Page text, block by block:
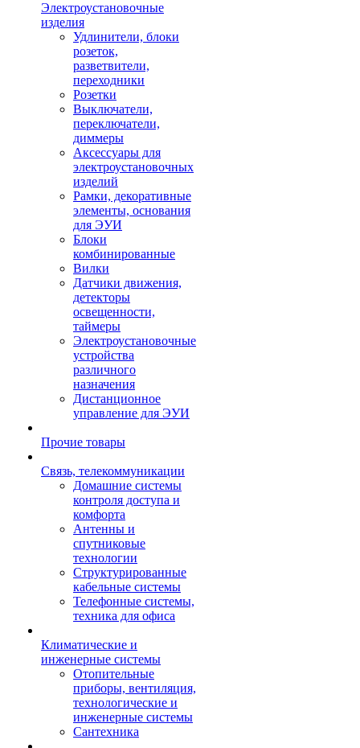
Электроустановочные
изделия
Удлинители, блоки
розеток,
разветвители,
переходники
Розетки
Выключатели,
переключатели,
диммеры
Аксессуары для
электроустановочных
изделий
Рамки, декоративные
элементы, основания
для ЭУИ
Блоки
комбинированные
Вилки
Датчики движения,
детекторы
освещенности,
таймеры
Электроустановочные
устройства
различного
назначения
Дистанционное
управление для ЭУИ
Прочие товары
Связь, телекоммуникации
Домашние системы
контроля доступа и
комфорта
Антенны и
спутниковые
технологии
Структурированные
кабельные системы
Телефонные системы,
техника для офиса
Климатические и
инженерные системы
Отопительные
приборы, вентиляция,
технологические и
инженерные системы
Сантехника